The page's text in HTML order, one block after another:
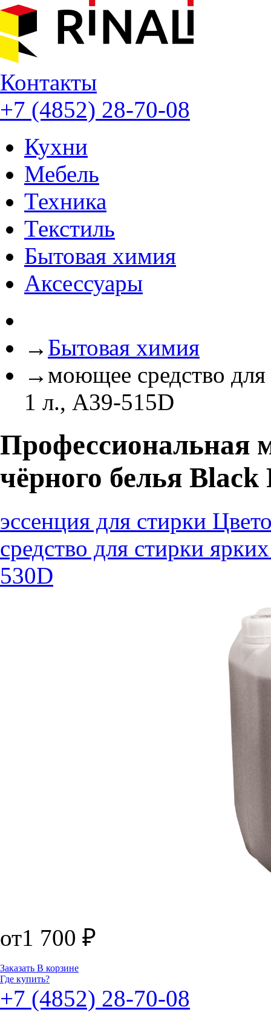
Контакты
+7 (4852) 28-70-08
Кухни
Мебель
Техника
Текстиль
Бытовая химия
Аксессуары
→ Бытовая химия
→моющее средство
1 л., A39-515D
Профессиональная
чёрного белья
эссенция для стирки
средство для стирки
530D
от1 700 ₽
Заказать В корзине
Где купить?
+7 (4852) 28-70-08